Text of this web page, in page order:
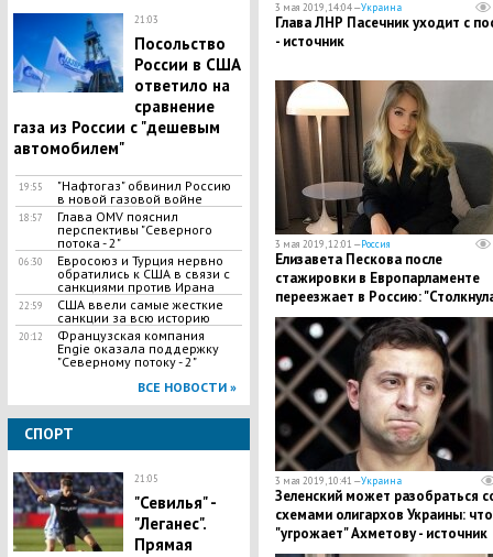
21:03
Посольство
России в США
ответило на
сравнение
газа из России с "дешевым
автомобилем"
19:55
"Нафтогаз" обвинил Россию
в новой газовой войне
18:57
Глава OMV пояснил
перспективы "Северного
потока - 2"
06:30
Евросоюз и Турция нервно
обратились к США в связи с
санкциями против Ирана
22:59
США ввели самые жесткие
санкции за всю историю
20:12
Французская компания
Engie оказала поддержку
"Северному потоку - 2"
ВСЕ НОВОСТИ »
СПОРТ
21:05
"Севилья" -
"Леганес".
Прямая
3 мая 2019, 14:04 —Украина
Глава ЛНР Пасечник уходит с
- источник
3 мая 2019, 12:01 —Россия
Елизавета Пескова после
стажировки в Европарламенте
переезжает в Россию:
с дискриминацией и
3 мая 2019, 10:41 —Украина
Зеленский может разобраться
схемами олигархов Украины: что
"угрожает" Ахметову - источник